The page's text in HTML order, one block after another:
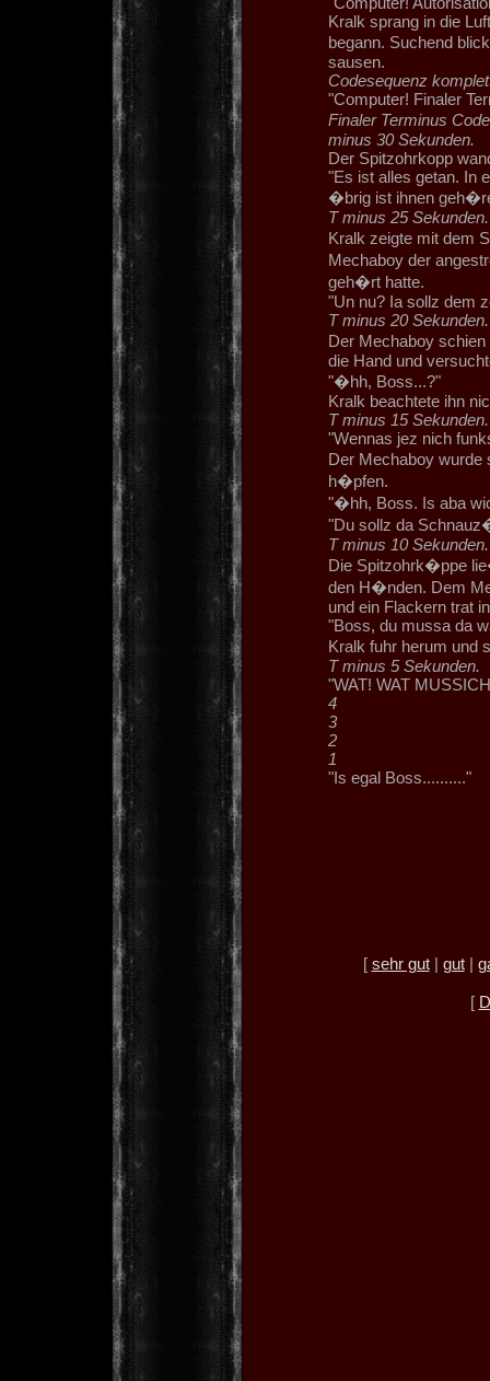
Kralk sprang in die
begann. Suchend
sausen.
Codesequenz
"Computer! Finaler
Finaler Terminus
minus 30 Sekunden.
Der Spitzohrkopp
"Es ist alles getan. In
�brig ist ihnen
T minus 25 Sekunden.
Kralk zeigte mit dem
Mechaboy der
geh�rt hatte.
"Un nu? Ia sollz dem
T minus 20 Sekunden.
Der Mechaboy
die Hand und
"�hh, Boss...?"
Kralk beachtete ihn
T minus 15 Sekunden.
"Wennas jez nich
Der Mechaboy
h�pfen.
"�hh, Boss. Is aba
"Du sollz da
T minus 10 Sekunden.
Die Spitzohrk�ppe
den H�nden. Dem
und ein Flackern trat
"Boss, du mussa da
Kralk fuhr herum und
T minus 5 Sekunden.
"WAT! WAT
4
3
2
1
"Is egal Boss.........."
[ sehr gut| gut|
[